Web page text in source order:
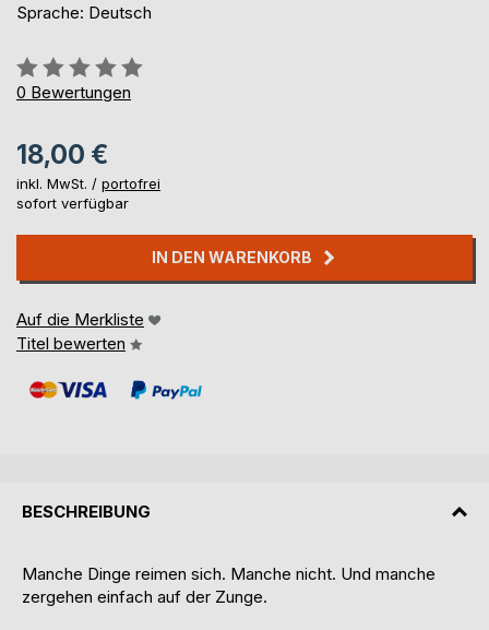
Sprache: Deutsch
Bewertung::
0%
0 Bewertungen
18,00 €
inkl. MwSt. / portofrei
sofort verfügbar
IN DEN WARENKORB
Auf die Merkliste
Titel bewerten
BESCHREIBUNG
Manche Dinge reimen sich. Manche nicht. Und manche
zergehen einfach auf der Zunge.